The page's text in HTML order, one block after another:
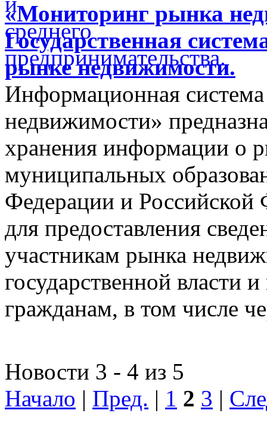
«Мониторинг рынка
Государственная
рынке недвижимости.
Информационная
недвижимости»
хранения информации о
муниципальных
Федерации и Российской
для предоставления
участникам рынка
государственной власти
гражданам, в том числе
Новости 3 - 4 из 5
Начало | Пред. | 1 2 3 |